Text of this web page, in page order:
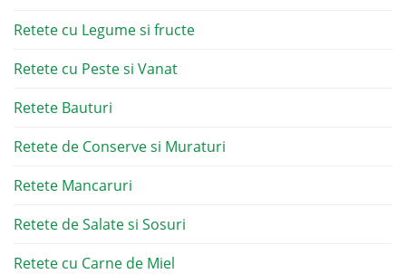
Retete cu Legume si fructe
Retete cu Peste si Vanat
Retete Bauturi
Retete de Conserve si Muraturi
Retete Mancaruri
Retete de Salate si Sosuri
Retete cu Carne de Miel